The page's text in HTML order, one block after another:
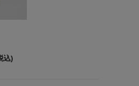
込)